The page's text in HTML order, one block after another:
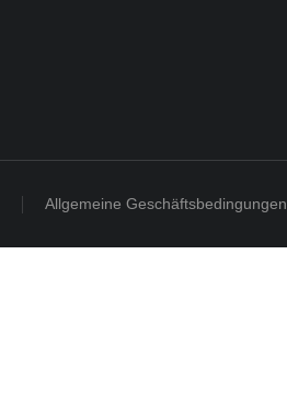
Allgemeine Geschäftsbedingungen